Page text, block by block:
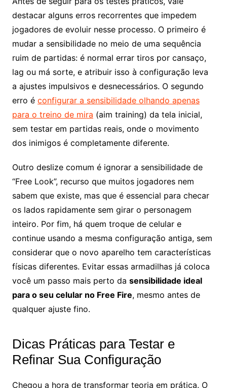
destacar alguns erros recorrentes que impedem
jogadores de evoluir nesse processo. O primeiro é
mudar a sensibilidade no meio de uma sequência
ruim de partidas: é normal errar tiros por cansaço,
lag ou má sorte, e atribuir isso à configuração leva
a ajustes impulsivos e desnecessários. O segundo
erro é configurar a sensibilidade olhando apenas
para o treino de mira (aim training) da tela inicial,
sem testar em partidas reais, onde o movimento
dos inimigos é completamente diferente.
Outro deslize comum é ignorar a sensibilidade de
“Free Look”, recurso que muitos jogadores nem
sabem que existe, mas que é essencial para checar
os lados rapidamente sem girar o personagem
inteiro. Por fim, há quem troque de celular e
continue usando a mesma configuração antiga, sem
considerar que o novo aparelho tem características
físicas diferentes. Evitar essas armadilhas já coloca
você um passo mais perto da sensibilidade ideal
para o seu celular no Free Fire, mesmo antes de
qualquer ajuste fino.
Dicas Práticas para Testar e
Refinar Sua Configuração
Chegou a hora de transformar teoria em prática. O